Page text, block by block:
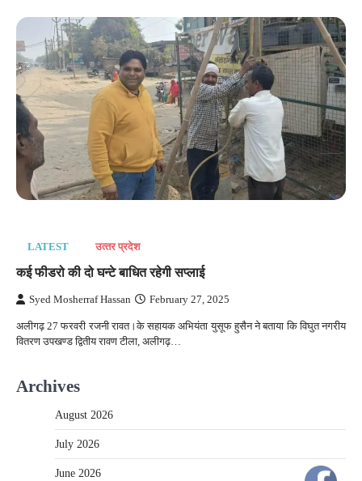
LATEST उत्‍तर प्रदेश
कई फीडरो की दो घन्टे बाधित रहेगी सप्लाई
Syed Mosherraf Hassan February 27, 2025
अलीगढ़ 27 फरवरी रजनी रावत।के सहायक अभियंता युसूफ हुसैन ने बताया कि विघुत नगरीय
वितरण उपखण्ड द्वितीय रावण टीला, अलीगढ़…
Archives
August 2026
July 2026
June 2026